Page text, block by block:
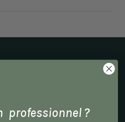
professionnel ?